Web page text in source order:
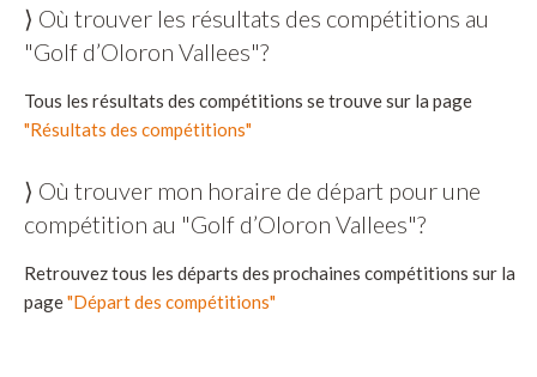
⟩ Où trouver les résultats des compétitions au
"Golf d’Oloron Vallees"?
Tous les résultats des compétitions se trouve sur la page
"Résultats des compétitions"
⟩ Où trouver mon horaire de départ pour une
compétition au "Golf d’Oloron Vallees"?
Retrouvez tous les départs des prochaines compétitions sur la
page"Départ des compétitions"